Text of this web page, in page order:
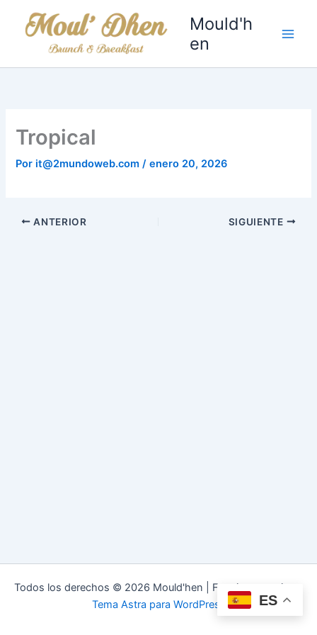
Mould'h
en
Tropical
Por it@2mundoweb.com/enero 20, 2026
ANTERIOR SIGUIENTE
Todos los derechos © 2026 Mould'hen | Funciona gracias a
Tema Astra para WordPress
ES